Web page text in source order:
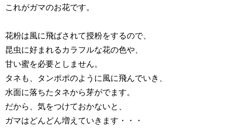
これがガマのお花です。
花粉は風に飛ばされて授粉をするので、
昆虫に好まれるカラフルな花の色や、
甘い蜜を必要としません。
タネも、タンポポのように風に飛んでいき、
水面に落ちたタネから芽がでます。
だから、気をつけておかないと、
ガマはどんどん増えていきます・・・